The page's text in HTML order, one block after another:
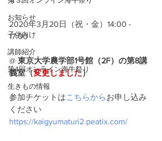
お知らせ
子供向け
講師紹介
第4回オンライン海牛祭り
生きもの情報
2020年3月20日（祝・金）14:00 -
17:00
@ 東京大学農学部1号館（2F）の第8講
義室（変更しました）
参加チケットはこちらからお申し込み
ください
https://kaigyumaturi2.peatix.com/